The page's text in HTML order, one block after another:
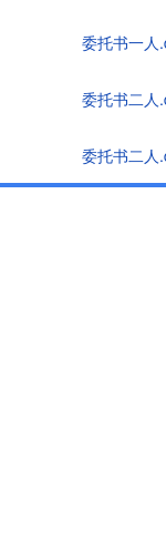
委托书一人
委托书二人
委托书二人